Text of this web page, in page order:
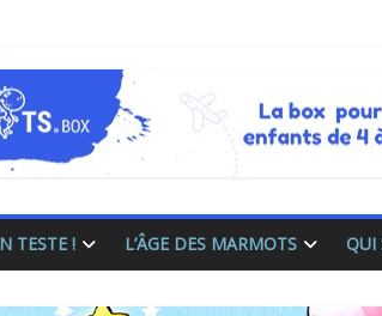
TESTE ! L’ÂGE DES MARMOTS QUI